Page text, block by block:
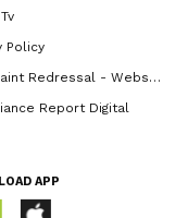
Policy
Redressal - Website
Report Digital
APP